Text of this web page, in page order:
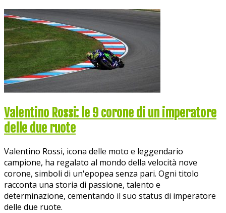
Valentino Rossi: le 9 corone di un imperatore
delle due ruote
Valentino Rossi, icona delle moto e leggendario
campione, ha regalato al mondo della velocità nove
corone, simboli di un'epopea senza pari. Ogni titolo
racconta una storia di passione, talento e
determinazione, cementando il suo status di imperatore
delle due ruote.